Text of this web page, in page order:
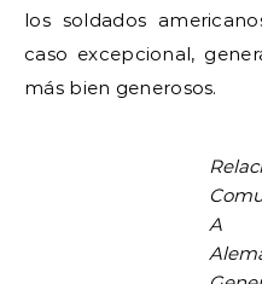
los soldados
caso excepcional,
más bien generosos.
A